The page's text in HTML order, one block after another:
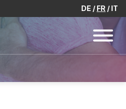
DE FR IT